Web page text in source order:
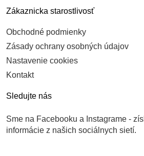
Zákaznicka starostlivosť
Obchodné podmienky
Zásady ochrany osobných údajov
Nastavenie cookies
Kontakt
Sledujte nás
Sme na Facebooku a Instagrame -
informácie z našich sociálnych sietí.